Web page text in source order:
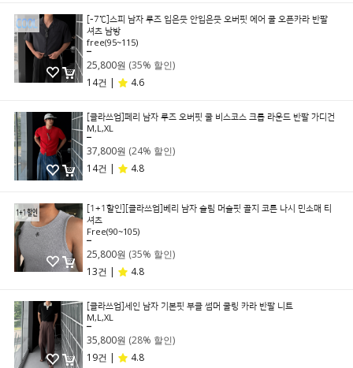
[-7℃]스피 남자 루즈 입은듯 안입은듯 오버핏 에어 쿨 오픈카라 반팔
셔츠 남방
free(95~115)
25,800원 (35% 할인)
14건 |
4.6
[클라쓰업]페리 남자 루즈 오버핏 쿨 비스코스 크롭 라운드 반팔 가디건
M,L,XL
37,800원 (24% 할인)
14건 |
4.8
[1+1할인][클라쓰업]베리 남자 슬림 머슬핏 골지 코튼 나시 민소매 티
셔츠
Free(90~105)
25,800원 (35% 할인)
13건 |
4.8
[클라쓰업]세인 남자 기본핏 부클 썸머 쿨링 카라 반팔 니트
M,L,XL
35,800원 (28% 할인)
19건 |
4.8